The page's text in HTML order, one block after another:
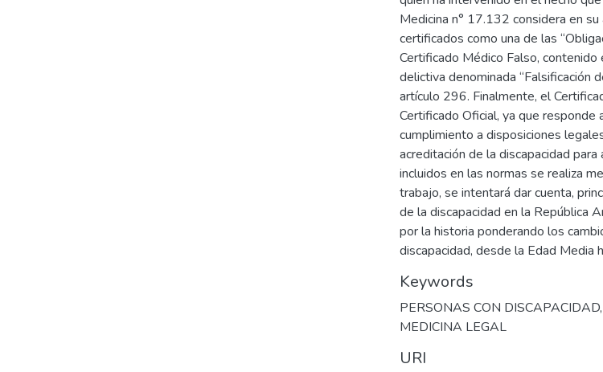
Medicina n° 17.132 considera en
certificados como una de las
Certificado Médico Falso,
delictiva denominada “Falsificación
artículo 296. Finalmente, el
Certificado Oficial, ya que
cumplimiento a disposiciones
acreditación de la discapacidad
incluidos en las normas se realiza
trabajo, se intentará dar cuenta,
de la discapacidad en la República
por la historia ponderando los
discapacidad, desde la Edad Media
Keywords
PERSONAS CON DISCAPACIDAD,
MEDICINA LEGAL
URI